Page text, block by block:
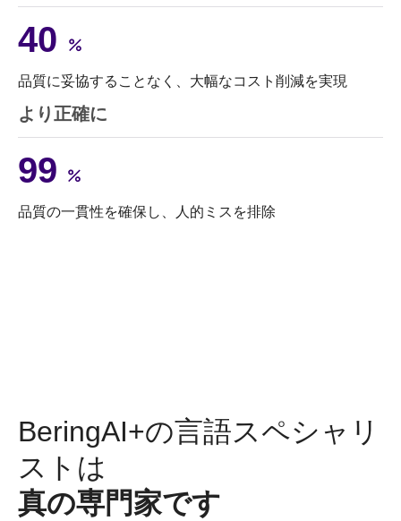
40
品質に妥協することなく、大幅なコスト削減を実現
より正確に
99
品質の一貫性を確保し、人的ミスを排除
BeringAI+の言語スペシャリ
ストは
真の専門家です